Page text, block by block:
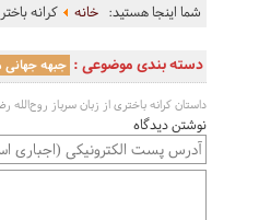
شما اینجا هستید: خانه کرانه
دسته بندی موضوعی : جبهه
داستان کرانه باختری از زبان سرباز روح‌الله
نوشتن دیدگاه